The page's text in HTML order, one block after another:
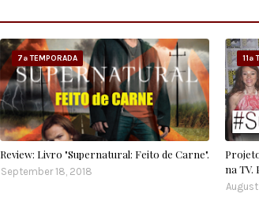
7ª TEMPORADA
Review: Livro "Supernatural: Feito de Carne".
September 18, 2018
11ª
na TV.
August